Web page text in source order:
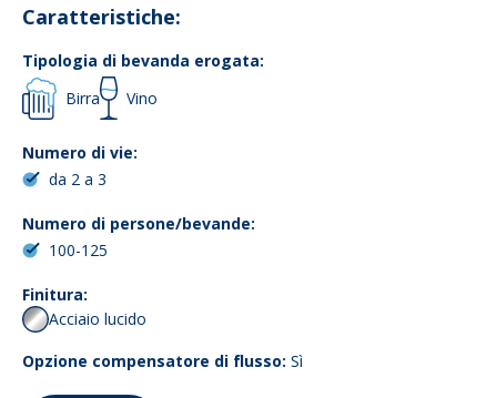
Caratteristiche:
Tipologia di bevanda erogata:
Birra
Vino
Numero di vie:
da 2 a 3
Numero di persone/bevande:
100-125
Finitura:
Acciaio lucido
Opzione compensatore di flusso: Sì